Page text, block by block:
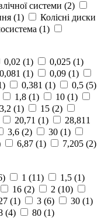
системи (2)
(1)
Колісні диски
(1)
0,02 (1) 0,025 (1)
0,081 (1) 0,09 (1)
0,381 (1) 0,5 (5)
1,8 (1) 10 (1)
(1) 15 (2)
20,71 (1)
28,811
3,6 (2) 30 (1)
6,87 (1) 7,205 (2)
1 (11) 1,5 (1)
16 (2) 2 (10)
(1) 3 (6) 30 (1)
(4) 80 (1)